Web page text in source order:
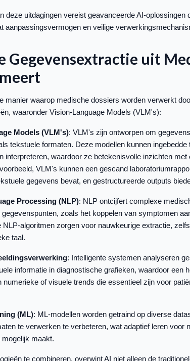
deze uitdagingen vereist geavanceerde AI-oplossingen
aanpassingsvermogen en veilige
Gegevensextractie uit
manier waarop medische dossiers worden verwerkt
waaronder Vision-Language Models (VLM's):
Models (VLM's): VLM's zijn ontworpen om
tekstuele formaten. Deze modellen kunnen
interpreteren, waardoor ze betekenisvolle inzichten
VLM's kunnen een gescand
gegevens bevat, en gestructureerde outputs
Processing (NLP): NLP ontcijfert complexe
zoals het koppelen van symptomen
NLP-algoritmen zorgen voor nauwkeurige extractie,
taal.
: Intelligente systemen analyseren
informatie in diagnostische grafieken, waardoor een
numerieke of visuele trends die essentieel zijn voor
(ML): ML-modellen worden getraind op diverse
te verwerken te verbeteren, wat adaptief leren voor
maakt.
te combineren, overwint AI niet alleen de